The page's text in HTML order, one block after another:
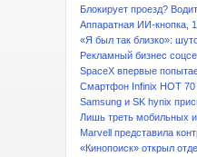
Блокирует проезд?
Аппаратная ИИ-кнопка,
«Я был так близко»:
Рекламный бизнес
SpaceX впервые
Смартфон Infinix HOT 70
Samsung и SK hynix
Лишь треть мобильных
Marvell представила
«Кинопоиск» открыл